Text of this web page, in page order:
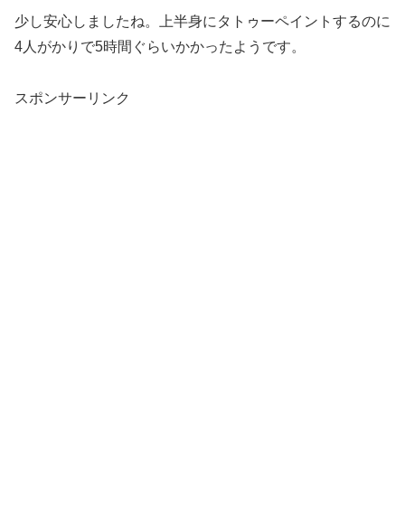
少し安心しましたね。上半身にタトゥーペイントするのに
4人がかりで5時間ぐらいかかったようです。
スポンサーリンク